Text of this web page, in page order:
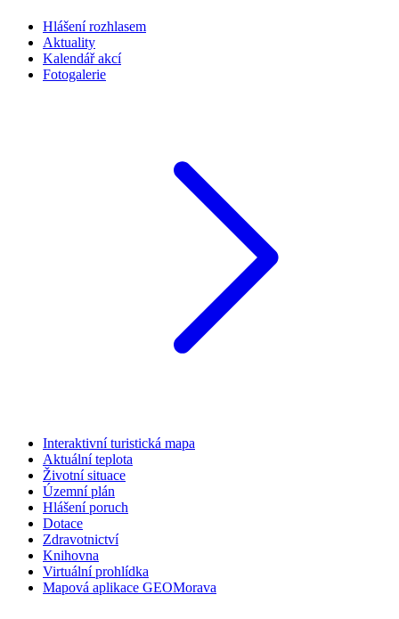
Hlášení rozhlasem
Aktuality
Kalendář akcí
Fotogalerie
Interaktivní turistická mapa
Aktuální teplota
Životní situace
Územní plán
Hlášení poruch
Dotace
Zdravotnictví
Knihovna
Virtuální prohlídka
Mapová aplikace GEOMorava